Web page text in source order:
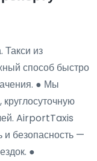
Такси из
способ быстро
● Мы
AirportTaxis
и безопасность —
●